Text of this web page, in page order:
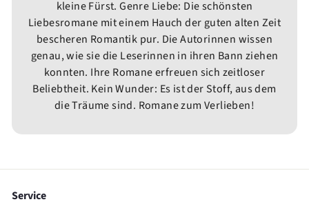
kleine Fürst. Genre Liebe: Die schönsten
Liebesromane mit einem Hauch der guten alten Zeit
bescheren Romantik pur. Die Autorinnen wissen
genau, wie sie die Leserinnen in ihren Bann ziehen
konnten. Ihre Romane erfreuen sich zeitloser
Beliebtheit. Kein Wunder: Es ist der Stoff, aus dem
die Träume sind. Romane zum Verlieben!
Service